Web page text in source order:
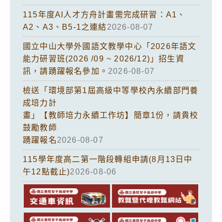
115年度AI人才方舟計畫需完成研習：A1、
A2、A3、B5-1之連結2026-08-07
國立中山大學外國語文教學中心「2026年語文
能力研習班(2026 /09 ~ 2026/12)」招生資
訊，請踴躍報名參加。 2026-08-07
檢送「環境部第1屆高級中等學校內永續部門養
成培力計
畫」【教師培力永續工作坊】簡章1份，請貴校
鼓勵教師
踴躍報名2026-08-07
115學年度高二第一階段轉組申請(8月13日中
午12點截止)2026-08-06